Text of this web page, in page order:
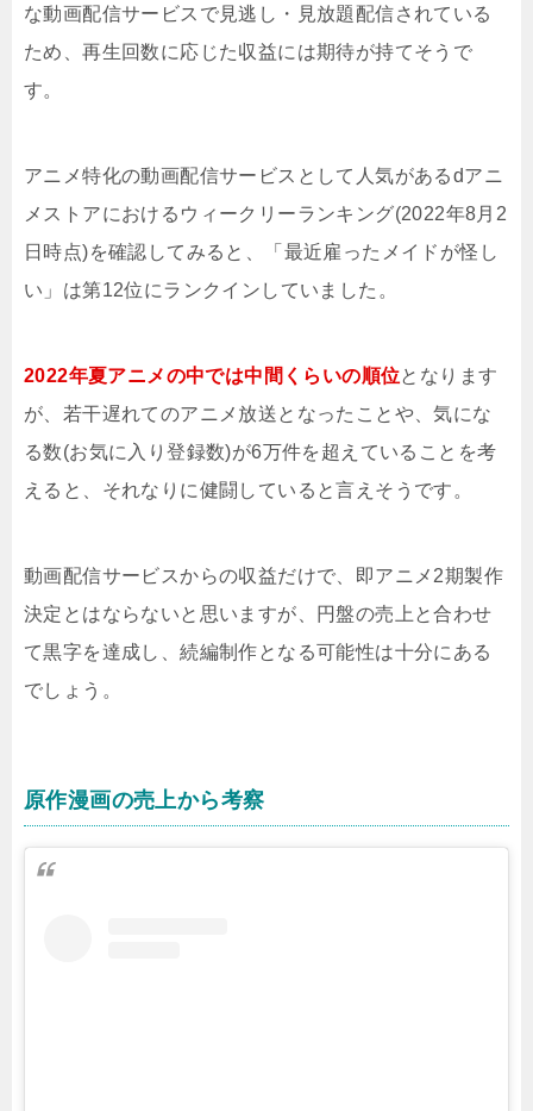
な動画配信サービスで見逃し・見放題配信されている
ため、再生回数に応じた収益には期待が持てそうで
す。
アニメ特化の動画配信サービスとして人気があるdアニ
メストアにおけるウィークリーランキング(2022年8月2
日時点)を確認してみると、「最近雇ったメイドが怪し
い」は第12位にランクインしていました。
2022年夏アニメの中では中間くらいの順位となります
が、若干遅れてのアニメ放送となったことや、気にな
る数(お気に入り登録数)が6万件を超えていることを考
えると、それなりに健闘していると言えそうです。
動画配信サービスからの収益だけで、即アニメ2期製作
決定とはならないと思いますが、円盤の売上と合わせ
て黒字を達成し、続編制作となる可能性は十分にある
でしょう。
原作漫画の売上から考察